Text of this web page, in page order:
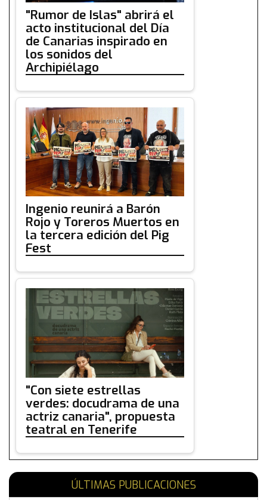
"Rumor de Islas" abrirá el
acto institucional del Día
de Canarias inspirado en
los sonidos del
Archipiélago
Ingenio reunirá a Barón
Rojo y Toreros Muertos en
la tercera edición del Pig
Fest
"Con siete estrellas
verdes: docudrama de una
actriz canaria", propuesta
teatral en Tenerife
ÚLTIMAS PUBLICACIONES